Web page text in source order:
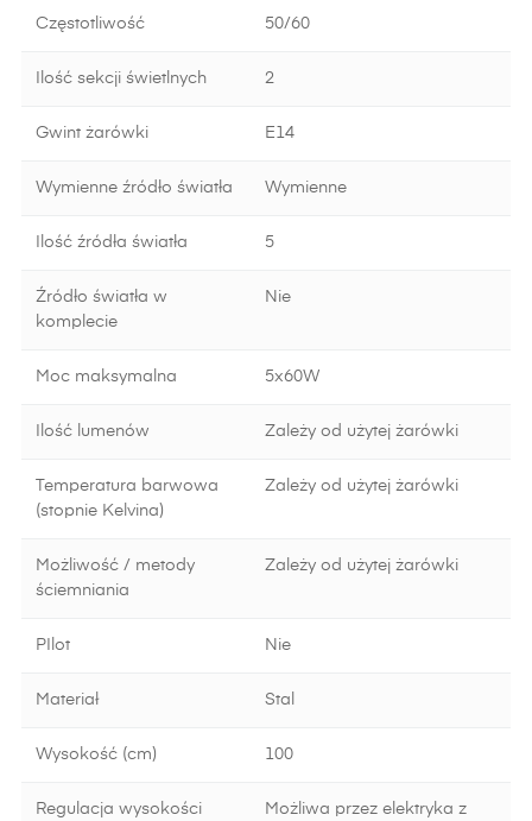
Częstotliwość 50/60
Ilość sekcji świetlnych 2
Gwint żarówki E14
Wymienne źródło światła Wymienne
Ilość źródła światła 5
Źródło światła w
komplecie
Nie
Moc maksymalna 5x60W
Ilość lumenów Zależy od użytej żarówki
Temperatura barwowa
(stopnie Kelvina)
Zależy od użytej żarówki
Możliwość / metody
ściemniania
Zależy od użytej żarówki
PIlot Nie
Materiał Stal
Wysokość (cm) 100
Regulacja wysokości
Możliwa przez elektryka z